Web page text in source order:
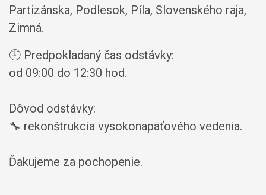
Partizánska, Podlesok, Píla, Slovenského raja,
Zimná.
🕘 Predpokladaný čas odstávky:
od 09:00 do 12:30 hod.
Dôvod odstávky:
🔧 rekonštrukcia vysokonapäťového vedenia.
Ďakujeme za pochopenie.